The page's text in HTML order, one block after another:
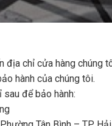
địa chỉ cửa hàng
hành của chúng tôi.
để bảo hành: